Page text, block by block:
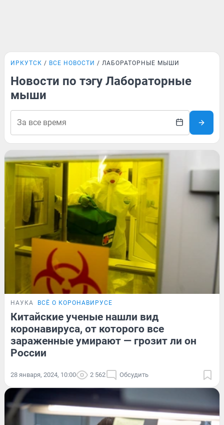
ИРКУТСК ВСЕ НОВОСТИ ЛАБОРАТОРНЫЕ МЫШИ
Новости по тэгу Лабораторные
мыши
НАУКА ВСЁ О КОРОНАВИРУСЕ
Китайские ученые нашли вид
коронавируса, от которого все
зараженные умирают — грозит ли он
России
28 января, 2024, 10:00 2 562 Обсудить